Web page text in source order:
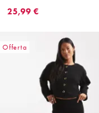
25,99 €
Offerta